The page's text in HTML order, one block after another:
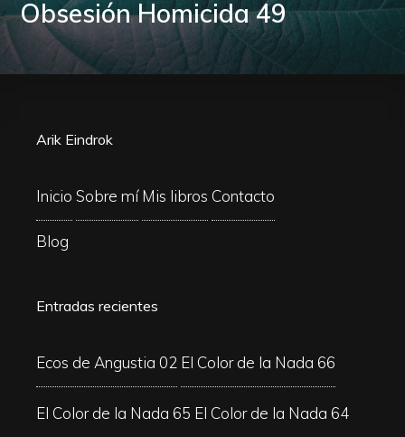
Obsesión Homicida 49
Arik Eindrok
Inicio Sobre mí Mis libros Contacto
Blog
Entradas recientes
Ecos de Angustia 02 El Color de la Nada 66
El Color de la Nada 65 El Color de la Nada 64